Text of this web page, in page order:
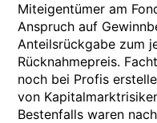
Miteigentümer am
Anspruch auf
Anteilsrückgabe zum
Rücknahmepreis.
noch bei Profis
von
Bestenfalls waren